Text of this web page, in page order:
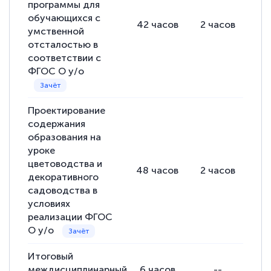
Евгения Коротких
Знаток города 2 уровня
Спасибо большое Академии! Грамотное,
вежливое сопровождение! Всё чётко и
понятно! Проходила повышение
квалификации. Ещё раз - СПАСИБО!
Елена Петрикс
Знаток города 5 уровня
программы для
обучающихся с
умственной
отсталостью в
соответствии с
ФГОС О у/о
42 часов 2 часов
Проектирование
содержания
образования на
уроке
цветоводства и
декоративного
садоводства в
условиях
реализации ФГОС
О у/о
48 часов 2 часов
Итоговый